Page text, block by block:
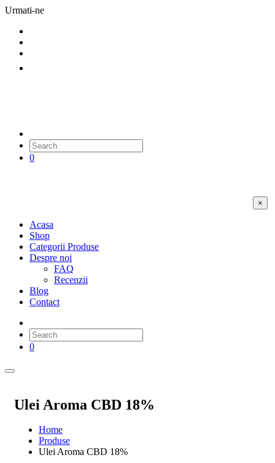
Urmati-ne
0
×
Acasa
Shop
Categorii Produse
Despre noi
FAQ
Recenzii
Blog
Contact
0
Ulei Aroma CBD 18%
Home
Produse
Ulei Aroma CBD 18%